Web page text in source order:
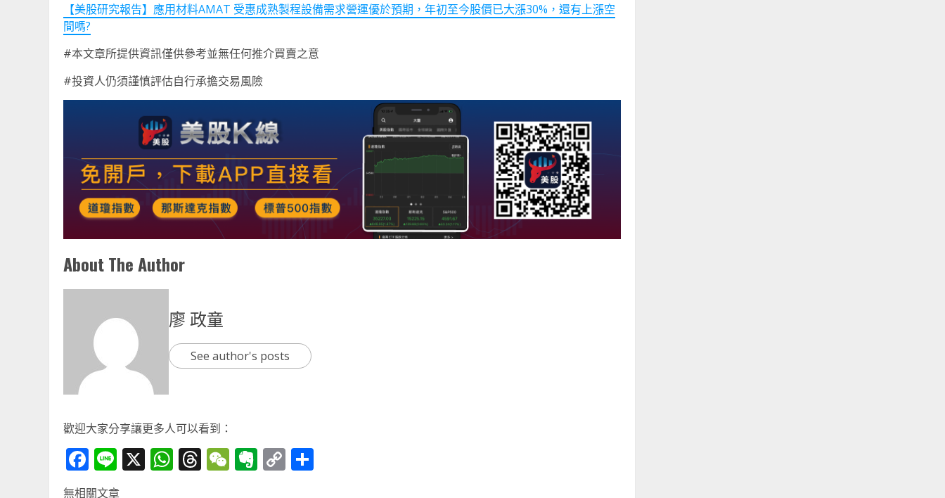
【美股研究報告】應用材料AMAT 受惠成熟製程設備需求營運優於預期，年初至今股價已大漲30%，還有上漲空
間嗎?
#本文章所提供資訊僅供參考並無任何推介買賣之意
#投資人仍須謹慎評估自行承擔交易風險
About The Author
廖 政童
See author's posts
歡迎大家分享讓更多人可以看到：
Facebook
Line
X WhatsApp
Threads
WeChat
Evernote
Copy
無相關文章